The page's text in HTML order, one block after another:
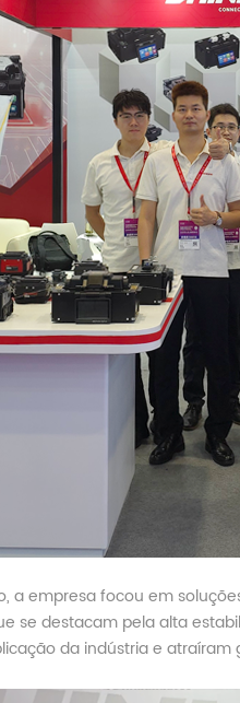
a empresa focou em
se destacam pela alta
da indústria e